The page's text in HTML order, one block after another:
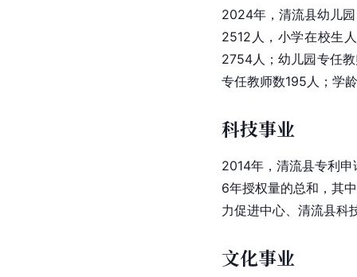
2024年，清流县幼儿
2512人，小学在校生
2754人；幼儿园专任
专任教师数195人；学
科技事业
2014年，清流县专利
6年授权量的总和，其
力促进中心、清流县
文化事业